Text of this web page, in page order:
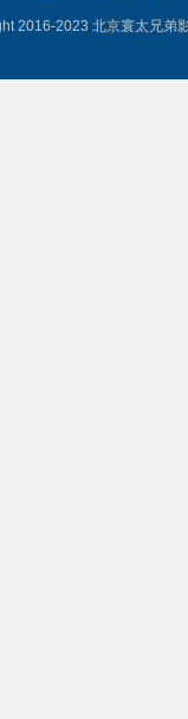
2016-2023 北京寰太兄弟